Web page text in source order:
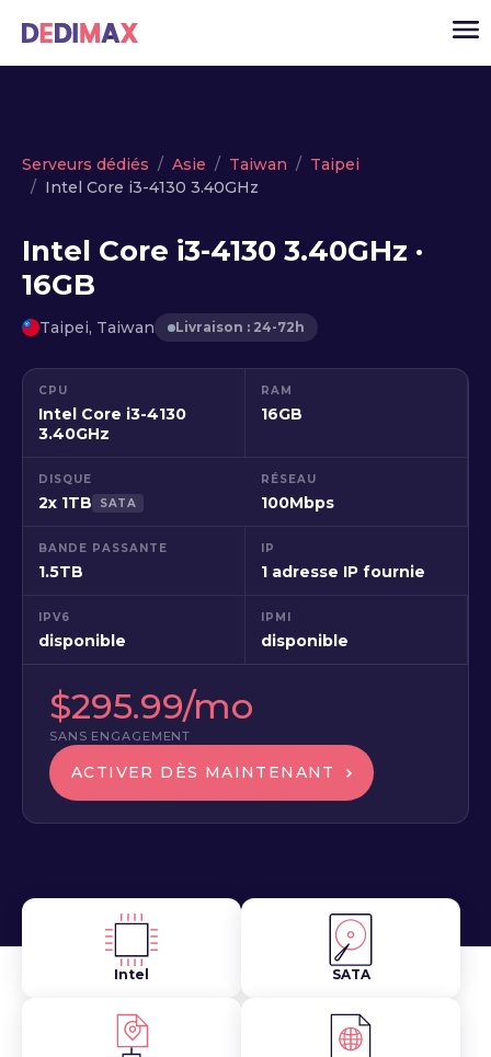
Cloud serveur
Serveurs dédiés
API
Actualité
Serveurs dédiés Asie Taiwan
Taipei
Intel Core i3-4130 3.40GHz
Intel Core i3-4130 3.40GHz ·
16GB
Taipei, Taiwan Livraison : 24-72h
CPU
Intel Core i3-4130
3.40GHz
RAM
16GB
DISQUE
2x 1TB SATA
RÉSEAU
100Mbps
BANDE PASSANTE
1.5TB
IP
1 adresse IP fournie
IPV6
disponible
IPMI
disponible
$295.99/mo
SANS ENGAGEMENT
ACTIVER DÈS MAINTENANT
Intel SATA